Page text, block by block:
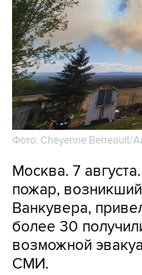
Фото: Cheyenne Berreault/
Москва. 7
пожар,
Ванкувера,
более 30
возможной
СМИ.